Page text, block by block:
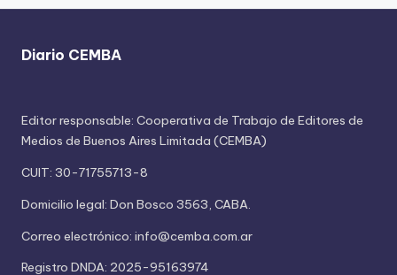
Diario CEMBA
Editor responsable: Cooperativa de Trabajo de Editores de
Medios de Buenos Aires Limitada (CEMBA)
CUIT: 30-71755713-8
Domicilio legal: Don Bosco 3563, CABA.
Correo electrónico: info@cemba.com.ar
Registro DNDA: 2025-95163974